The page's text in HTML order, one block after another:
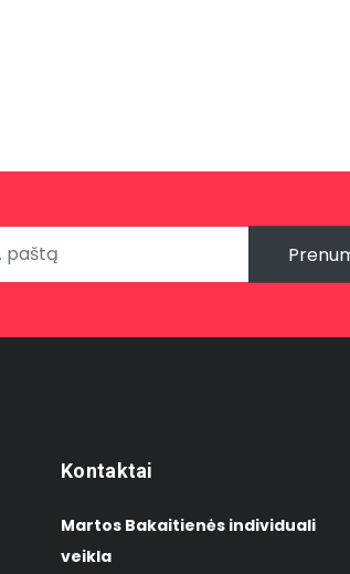
Kontaktai
Martos Bakaitienės individuali
veikla